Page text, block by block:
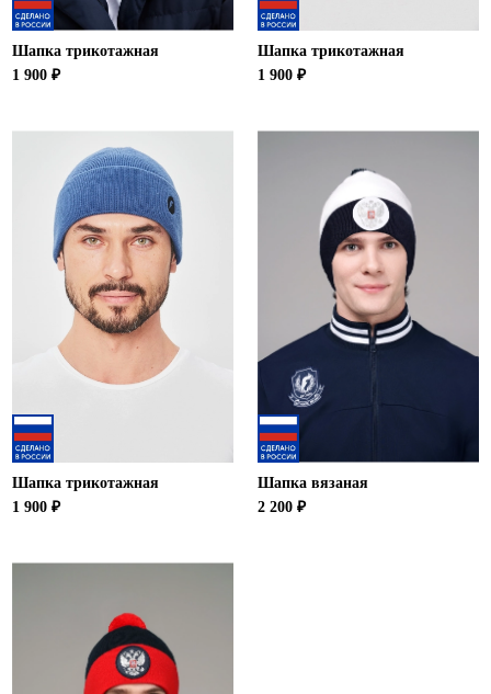
Шапка трикотажная
1 900 ₽
Шапка трикотажная
1 900 ₽
Шапка трикотажная
1 900 ₽
Шапка вязаная
2 200 ₽